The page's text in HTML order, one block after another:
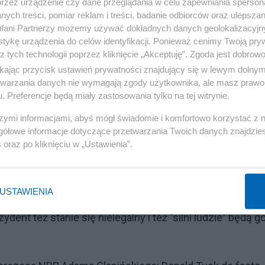
Adamem Glapińskim skrócić i to natychmiast po
wypowiedzi polityków PO na swój temat. Tusk
z NBP". O "wyprowadzeniu prezesa NBP"
Siemoniak.
do odpowiedzialności Donalda Tuska,
o siłowym wyprowadzeniu mnie z Banku.
była później zatwierdzona przez Sejm. Rozumiem, że
też stanie się nielegalny i też "silni ludzie" będą
treści, pomiar reklam i treści, badanie odbiorców oraz
Partnerzy możemy używać dokładnych danych
urządzenia do celów identyfikacji. Ponieważ cenimy Twoją
tych technologii poprzez kliknięcie „Akceptuję”. Zgoda jest
przycisk ustawień prywatności znajdujący się w lewym
danych nie wymagają zgody użytkownika, ale masz
Preferencje będą miały zastosowania tylko na tej witrynie.
informacjami, abyś mógł świadomie i komfortowo korzystać z
informacje dotyczące przetwarzania Twoich danych
oraz po kliknięciu w „Ustawienia”.
USTAWIENIA